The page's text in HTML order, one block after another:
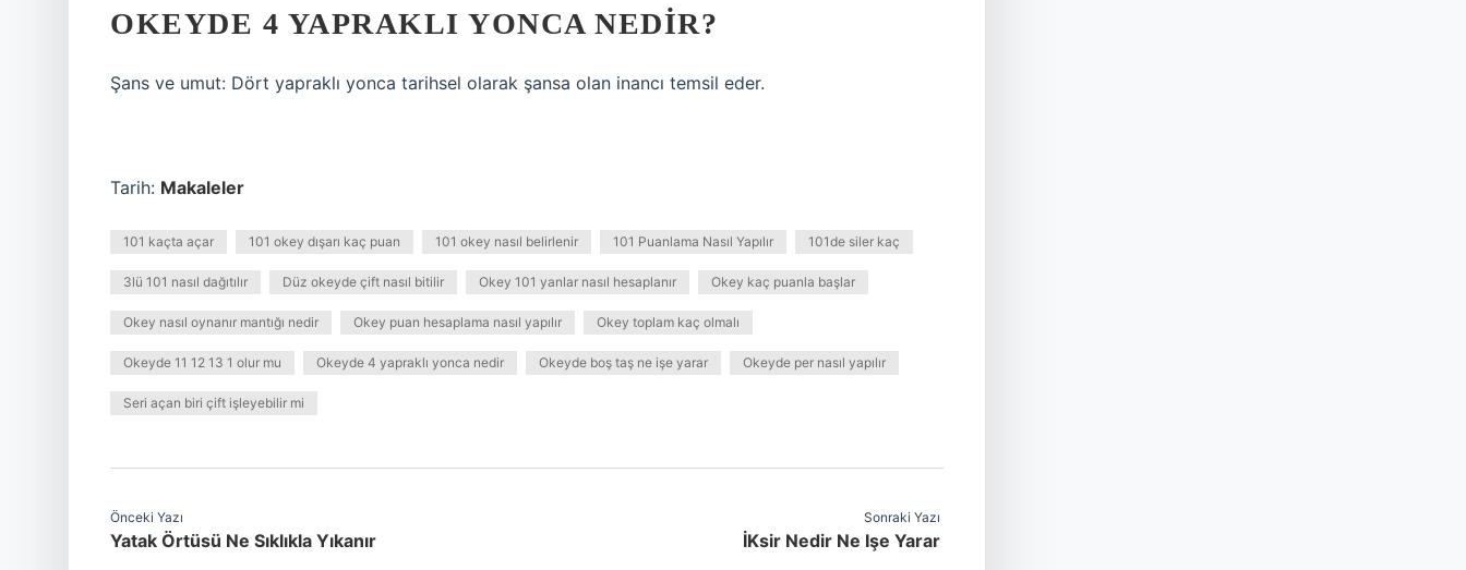
OKEYDE 4 YAPRAKLI YONCA NEDIR?
Şans ve umut: Dört yapraklı yonca tarihsel olarak şansa olan inancı temsil eder.
Tarih: Makaleler
101 kaçta açar 101 okey dışarı kaç puan 101 okey nasıl belirlenir 101 Puanlama Nasıl Yapılır 101de siler kaç
3lü 101 nasıl dağıtılır Düz okeyde çift nasıl bitilir Okey 101 yanlar nasıl hesaplanır Okey kaç puanla başlar
Okey nasıl oynanır mantığı nedir Okey puan hesaplama nasıl yapılır Okey toplam kaç olmalı
Okeyde 11 12 13 1 olur mu Okeyde 4 yapraklı yonca nedir Okeyde boş taş ne işe yarar Okeyde per nasıl yapılır
Seri açan biri çift işleyebilir mi
Önceki Yazı
Yatak Örtüsü Ne Sıklıkla Yıkanır
Sonraki Yazı
İKsir Nedir Ne Işe Yarar